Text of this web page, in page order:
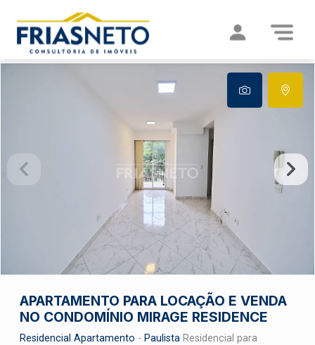
APARTAMENTO PARA LOCAÇÃO E VENDA
NO CONDOMÍNIO MIRAGE RESIDENCE
Residencial Apartamento - Paulista Residencial para